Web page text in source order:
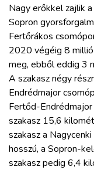
BLOG
ARCHÍVUM
WEBSHOP
BELÉPÉS
REGISZTRÁCIÓ
Nagy erőkkel zajlik
Sopron
Fertőrákos
2020 végéig 8
meg, ebből eddig 3
A szakasz négy
Endrédmajor
Fertőd-
szakasz 15,6
szakasz a
hosszú, a Sopron-
szakasz pedig 6,4